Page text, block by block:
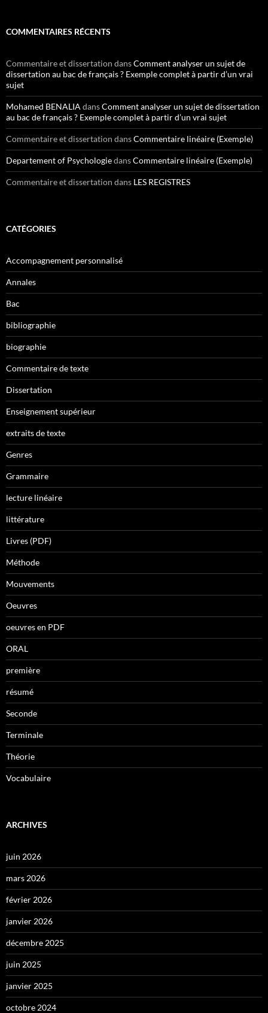
COMMENTAIRES RÉCENTS
Commentaire et dissertation dansComment analyser un sujet de
dissertation au bac de français ? Exemple complet à partir d’un vrai
sujet
Mohamed BENALIA dansComment analyser un sujet de dissertation
au bac de français ? Exemple complet à partir d’un vrai sujet
Commentaire et dissertation dansCommentaire linéaire (Exemple)
Departement of PsychologiedansCommentaire linéaire (Exemple)
Commentaire et dissertation dans LES REGISTRES
CATÉGORIES
Accompagnement personnalisé
Annales
Bac
bibliographie
biographie
Commentaire de texte
Dissertation
Enseignement supérieur
extraits de texte
Genres
Grammaire
lecture linéaire
littérature
Livres (PDF)
Méthode
Mouvements
Oeuvres
oeuvres en PDF
ORAL
première
résumé
Seconde
Terminale
Théorie
Vocabulaire
ARCHIVES
juin 2026
mars 2026
février 2026
janvier 2026
décembre 2025
juin 2025
janvier 2025
octobre 2024